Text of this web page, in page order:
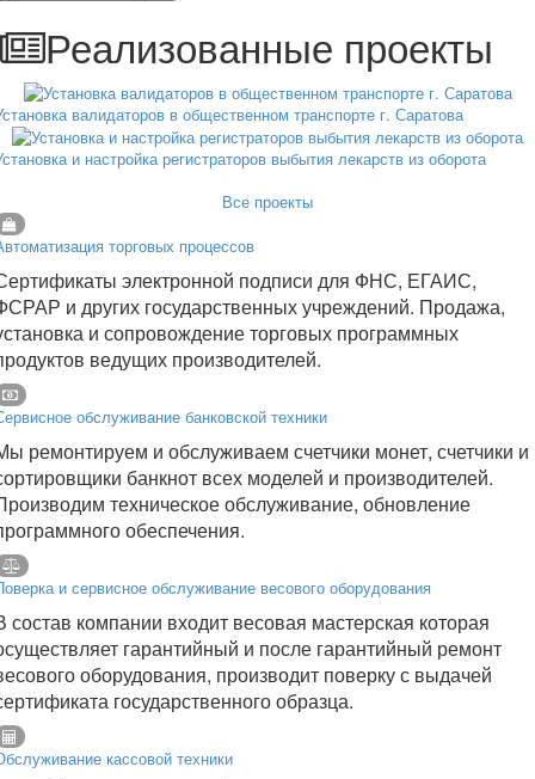
Реализованные проекты
валидаторов в общественном транспорте г. Саратова
и настройка регистраторов выбытия лекарств из оборота
Все проекты
торговых процессов
электронной подписи для ФНС, ЕГАИС,
и других государственных учреждений. Продажа,
и сопровождение торговых программных
ведущих производителей.
обслуживание банковской техники
ремонтируем и обслуживаем счетчики монет, счетчики и
банкнот всех моделей и производителей.
техническое обслуживание, обновление
обеспечения.
и сервисное обслуживание весового оборудования
состав компании входит весовая мастерская которая
гарантийный и после гарантийный ремонт
оборудования, производит поверку с выдачей
государственного образца.
кассовой техники